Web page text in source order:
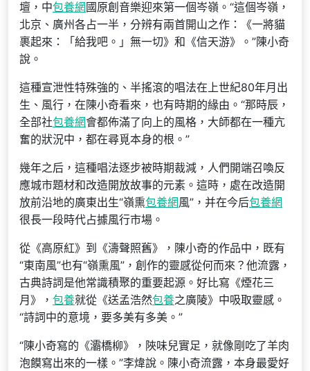
壇，中包養網 國原創音樂迎來第一個岑嶺。“這個岑嶺，
北京、廣州各占一半，分辨有兩首開山之作：《一將貓
裹起來：「給我吧。」無一切》和《信天游》。”陳小奇
說。
這種宣泄性特殊強的、半搖滾的唱法在上世紀80年月出
生、風行，在陳小奇看來，也有時期的緣由。“那時辰，
全部社包養網會都佈滿了向上的風格，大師都在一種亢
奮的狀況中，都在尋覓本身的根。”
幾年之后，這種唱法逐步被時期裁減，人們開端召喚反
應城市題材和改造開放故事的元素。這時，處在改造開
放前沿地的廣東出生“嶺熏包養網風”，并在今后包養網
很長一段時代占據風行市場。
從《高原紅》到《濤聲照舊》，陳小奇的作品中，既有
“東南風”也有“嶺熏風”，創作的靈感從何而來？他流露，
古典詩詞是他常識積聚的重要起源。好比寫《煙花三
月》， 包養就從《送孟浩然包養之廣陵》中吸取靈感。
“詩詞中的意境，要多美有多美。”
“陳小奇寫的《灞橋柳》，陜味兒實足，就像剛吃了羊肉
泡饃寫出來的一樣。”李煒說。陳小奇流露，本身最愛好